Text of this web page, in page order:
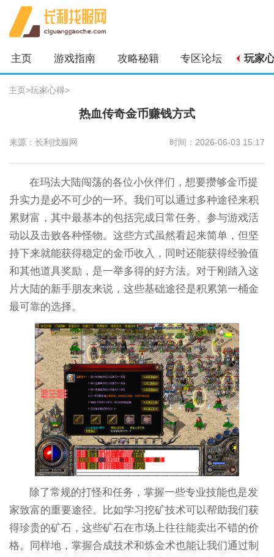
主页 游戏指南 攻略秘籍 专区论坛 玩家
主页>玩家心得>
热血传奇金币赚钱方式
来源：长利找服网 时间：2026-06-03 15:17
在玛法大陆闯荡的各位小伙伴们，想要攒够金币提
升实力是必不可少的一环。我们可以通过多种途径来积
累财富，其中最基本的包括完成日常任务、参与游戏活
动以及击败各种怪物。这些方式虽然看起来简单，但坚
持下来就能获得稳定的金币收入，同时还能获得经验值
和其他道具奖励，是一举多得的好方法。对于刚踏入这
片大陆的新手朋友来说，这些基础途径是积累第一桶金
最可靠的选择。
除了常规的打怪和任务，掌握一些专业技能也是发
家致富的重要途径。比如学习挖矿技术可以帮助我们获
得珍贵的矿石，这些矿石在市场上往往能卖出不错的价
格。同样地，掌握合成技术和炼金术也能让我们通过制